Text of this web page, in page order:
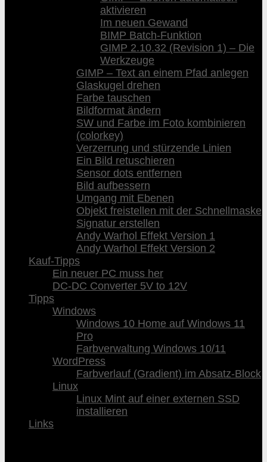
aktivieren
Im neuen Gewand
BIMP Batch-Funktion
GIMP 2.10.32 (Revision 1) – Die
Werkzeuge
GIMP – Text an einem Pfad anlegen
Glaskugel drehen
Farbe tauschen
Bildformat ändern
SW und Farbe im Foto kombinieren
(colorkey)
Verzerrung und stürzende Linien
Ein Bild retuschieren
Sensor dots entfernen
Bild aufbessern
Umgang mit Ebenen
Objekt freistellen mit der Schnellmaske
Signatur erstellen
Andy Warhol Effekt Version 1
Andy Warhol Effekt Version 2
Kauf-Tipps
Ein neuer PC muss her
DC-DC Converter 5V to 12V
Tipps
Windows
Windows 10 Home auf Windows 11
Pro
Farbverwaltung Windows 10/11
WordPress
Farbverlauf (Gradient) im Absatz-Block
Linux
Linux Mint auf einer externen SSD
installieren
Links